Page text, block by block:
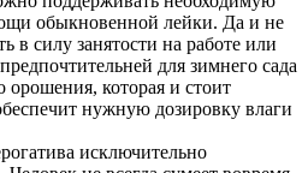
обыкновенной лейки. Да и не
в силу занятости на работе или
для зимнего сада
орошения, которая и стоит
нужную дозировку влаги
исключительно